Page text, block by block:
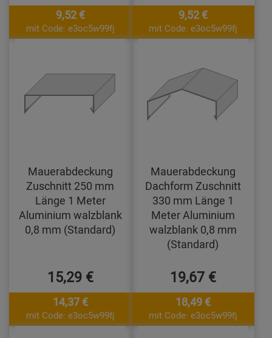
9,52 €
mit Code: e3oc5w99fj
9,52 €
mit Code: e3oc5w99fj
Mauerabdeckung
Zuschnitt 250 mm
Länge 1 Meter
Aluminium walzblank
0,8 mm (Standard)
15,29 €
14,37 €
mit Code: e3oc5w99fj
Mauerabdeckung
Dachform Zuschnitt
330 mm Länge 1
Meter Aluminium
walzblank 0,8 mm
(Standard)
19,67 €
18,49 €
mit Code: e3oc5w99fj